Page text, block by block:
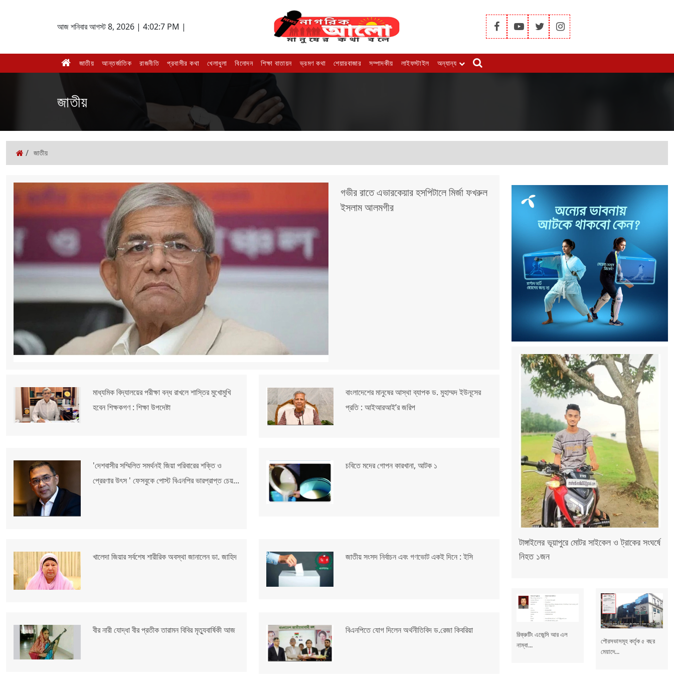
আজ শনিবার আগস্ট 8, 2026 | 4:02:7 PM |
জাতীয় আন্তর্জাতিক রাজনীতি প্রবাসীর কথা খেলাধুলা বিনোদন শিক্ষা বাতায়ন ভ্রমণ কথা শেয়ারবাজার সম্পাদকীয় লাইফস্টাইল অন্যান্য
জাতীয়
/ জাতীয়
গভীর রাতে এভারকেয়ার হসপিটালে মির্জা ফখরুল
ইসলাম আলমগীর
মাধ্যমিক বিদ্যালয়ের পরীক্ষা বন্ধ রাখলে শাস্তির মুখোমুখি
হবেন শিক্ষকগণ : শিক্ষা উপদেষ্টা
বাংলাদেশের মানুষের আস্থা ব্যাপক ড. মুহাম্মদ ইউনূসের
প্রতি : আইআরআই’র জরিপ
'দেশবাসীর সম্মিলিত সমর্থনই জিয়া পরিবারের শক্তি ও
প্রেরণার উৎস ' ফেসবুকে পোস্ট বিএনপির ভারপ্রাপ্ত চেয়...
চবিতে মদের গোপন কারখানা, আটক ১
খালেদা জিয়ার সর্বশেষ শারীরিক অবস্থা জানালেন ডা. জাহিদ জাতীয় সংসদ নির্বাচন এবং গণভোট একই দিনে : ইসি
বীর নারী যোদ্ধা বীর প্রতীক তারামন বিবির মৃত্যুবার্ষিকী আজ বিএনপিতে যোগ দিলেন অর্থনীতিবিদ ড.রেজা কিবরিয়া
টাঙ্গাইলের ভূয়াপুরে মোটর সাইকেল ও ট্রাকের সংঘর্ষে
নিহত ১জন
রিক্রুটিং এজেন্সি আর এল
নাম্বা...
পৌরসভাসমূহ কর্তৃক ৫ বছর
মেয়াদে...